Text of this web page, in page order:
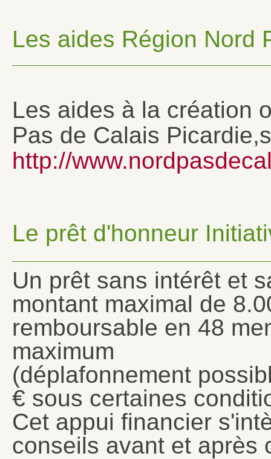
Les aides Région Nord
Les aides à la création
Pas de Calais
http://
Le prêt d'honneur
Un prêt sans intérêt et
montant maximal de
remboursable en 48
maximum
(déplafonnement
€ sous certaines
Cet appui financier
conseils avant et après